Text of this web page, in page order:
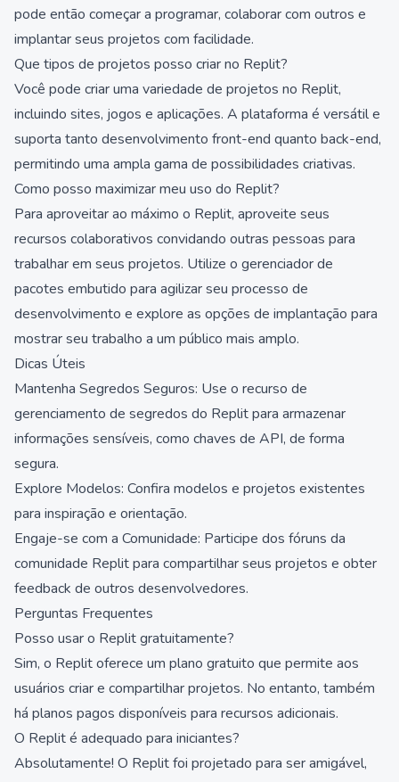
pode então começar a programar, colaborar com outros e
implantar seus projetos com facilidade.
Que tipos de projetos posso criar no Replit?
Você pode criar uma variedade de projetos no Replit,
incluindo sites, jogos e aplicações. A plataforma é versátil e
suporta tanto desenvolvimento front-end quanto back-end,
permitindo uma ampla gama de possibilidades criativas.
Como posso maximizar meu uso do Replit?
Para aproveitar ao máximo o Replit, aproveite seus
recursos colaborativos convidando outras pessoas para
trabalhar em seus projetos. Utilize o gerenciador de
pacotes embutido para agilizar seu processo de
desenvolvimento e explore as opções de implantação para
mostrar seu trabalho a um público mais amplo.
Dicas Úteis
Mantenha Segredos Seguros: Use o recurso de
gerenciamento de segredos do Replit para armazenar
informações sensíveis, como chaves de API, de forma
segura.
Explore Modelos: Confira modelos e projetos existentes
para inspiração e orientação.
Engaje-se com a Comunidade: Participe dos fóruns da
comunidade Replit para compartilhar seus projetos e obter
feedback de outros desenvolvedores.
Perguntas Frequentes
Posso usar o Replit gratuitamente?
Sim, o Replit oferece um plano gratuito que permite aos
usuários criar e compartilhar projetos. No entanto, também
há planos pagos disponíveis para recursos adicionais.
O Replit é adequado para iniciantes?
Absolutamente! O Replit foi projetado para ser amigável,